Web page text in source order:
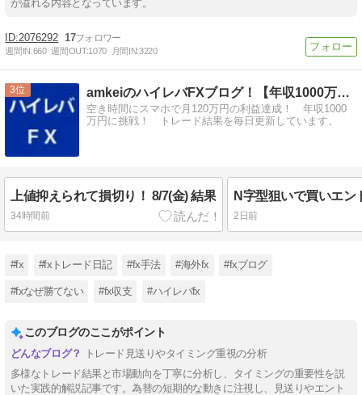
が溢れる内容となっています。
2076292 17
週間IN:660 週間OUT:1070 月間IN:3220
3 amkeiのハイレバFXブログ！【年収1000万円に挑戦！】
空き時間にスマホで月120万円の利益達成！ 年収1000
万円に挑戦！ トレード結果を毎日更新しています。
上値抑えられて損切り！ 8/7(金) 結果
34時間前 2日前
#fx #fxトレード日記 #fx手法 #海外fx #fxブログ
#fxなぜ勝てない #fx収支 #ハイレバfx
このブログのここがポイント
トレード見送りやタイミング重視の分析
多様なトレード結果と市場動向を丁寧に分析し、タイミングの重要性を説
いた実践的解説記事です。為替の短期的な動きに注視し、見送りやエント